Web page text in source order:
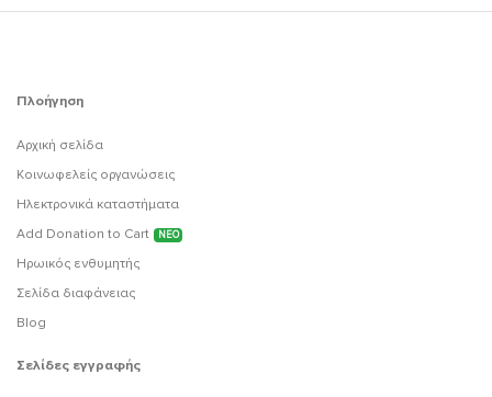
Πλοήγηση
Αρχική σελίδα
Κοινωφελείς οργανώσεις
Ηλεκτρονικά καταστήματα
Add Donation to Cart
ΝΕΟ
Ηρωικός ενθυμητής
Σελίδα διαφάνειας
Blog
Σελίδες εγγραφής